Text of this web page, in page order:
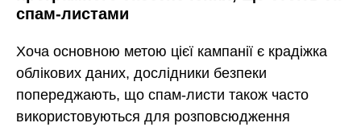
спам-листами
Хоча основною метою цієї кампанії є крадіжка
облікових даних, дослідники безпеки
попереджають, що спам-листи також часто
використовуються для розповсюдження